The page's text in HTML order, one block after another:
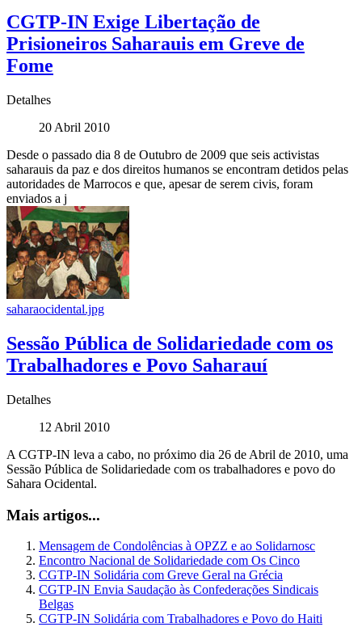
CGTP-IN Exige Libertação de
Prisioneiros Saharauis em Greve de
Fome
Detalhes
20 Abril 2010
Desde o passado dia 8 de Outubro de 2009 que seis activistas
saharauis da paz e dos direitos humanos se encontram detidos pelas
autoridades de Marrocos e que, apesar de serem civis, foram
enviados a j
saharaocidental.jpg
Sessão Pública de Solidariedade com os
Trabalhadores e Povo Saharauí
Detalhes
12 Abril 2010
A CGTP-IN leva a cabo, no próximo dia 26 de Abril de 2010, uma
Sessão Pública de Solidariedade com os trabalhadores e povo do
Sahara Ocidental.
Mais artigos...
Mensagem de Condolências à OPZZ e ao Solidarnosc
Encontro Nacional de Solidariedade com Os Cinco
CGTP-IN Solidária com Greve Geral na Grécia
CGTP-IN Envia Saudação às Confederações Sindicais
Belgas
CGTP-IN Solidária com Trabalhadores e Povo do Haiti